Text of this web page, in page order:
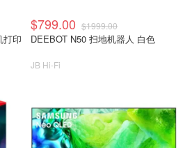
$799.00 $1999.00
DEEBOT N50 扫地机器人 白色
JB Hi-Fi